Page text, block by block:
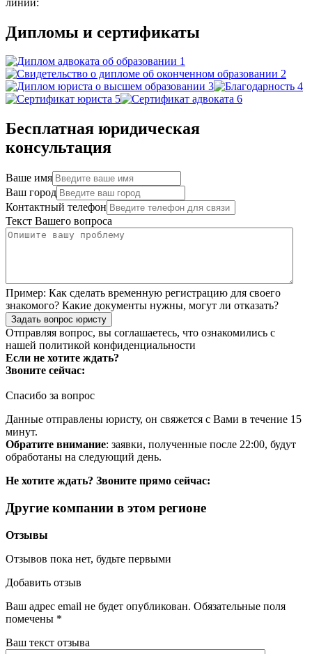
Дипломы и сертификаты
Бесплатная юридическая
консультация
Ваше имя
Ваш город
Контактный телефон
Текст Вашего вопроса
Пример: Как сделать временную регистрацию для своего
знакомого? Какие документы нужны, могут ли отказать?
Задать вопрос юристу
Отправляя вопрос, вы соглашаетесь, что ознакомились с
нашей политикой конфиденциальности
Если не хотите ждать?
Звоните сейчас:
Спасибо за вопрос
Данные отправлены юристу, он свяжется с Вами в течение 15
минут.
Обратите внимание: заявки, полученные после 22:00, будут
обработаны на следующий день.
Не хотите ждать? Звоните прямо сейчас:
Другие компании в этом регионе
Отзывы
Отзывов пока нет, будьте первыми
Добавить отзыв
Ваш адрес email не будет опубликован. Обязательные поля
помечены *
Ваш текст отзыва